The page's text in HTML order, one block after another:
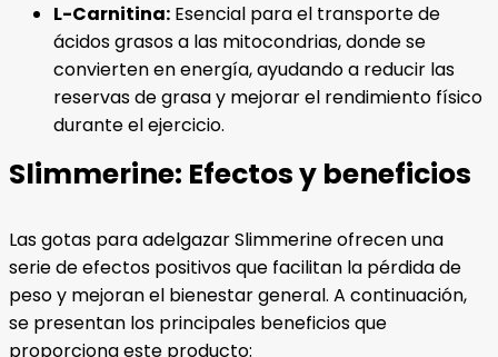
L-Carnitina: Esencial para el transporte de
ácidos grasos a las mitocondrias, donde se
convierten en energía, ayudando a reducir las
reservas de grasa y mejorar el rendimiento físico
durante el ejercicio.
Slimmerine: Efectos y beneficios
Las gotas para adelgazar Slimmerine ofrecen una
serie de efectos positivos que facilitan la pérdida de
peso y mejoran el bienestar general. A continuación,
se presentan los principales beneficios que
proporciona este producto: